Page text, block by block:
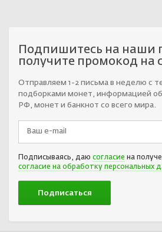
Подпишитесь на наши
получите промокод на
Отправляем 1-2 письма в неделю с
подборками монет, информацией об
РФ, монет и банкнот со всего мира.
Подписываясь, даю согласие на
согласие на обработку персональных